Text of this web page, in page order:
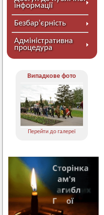
інформації
Безбар’єрність
Адміністративна
процедура
Випадкове фото
Перейти до галереї